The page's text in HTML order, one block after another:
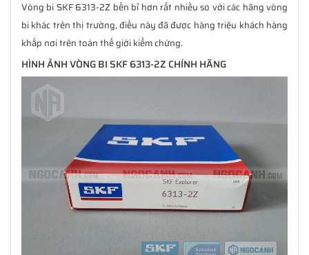
Vòng bi SKF 6313-2Z bền bỉ hơn rất nhiều so với các hãng vòng
bi khác trên thị trường, điều này đã được hàng triệu khách hàng
khắp nơi trên toàn thế giới kiểm chứng.
HÌNH ẢNH VÒNG BI SKF 6313-2Z CHÍNH HÃNG